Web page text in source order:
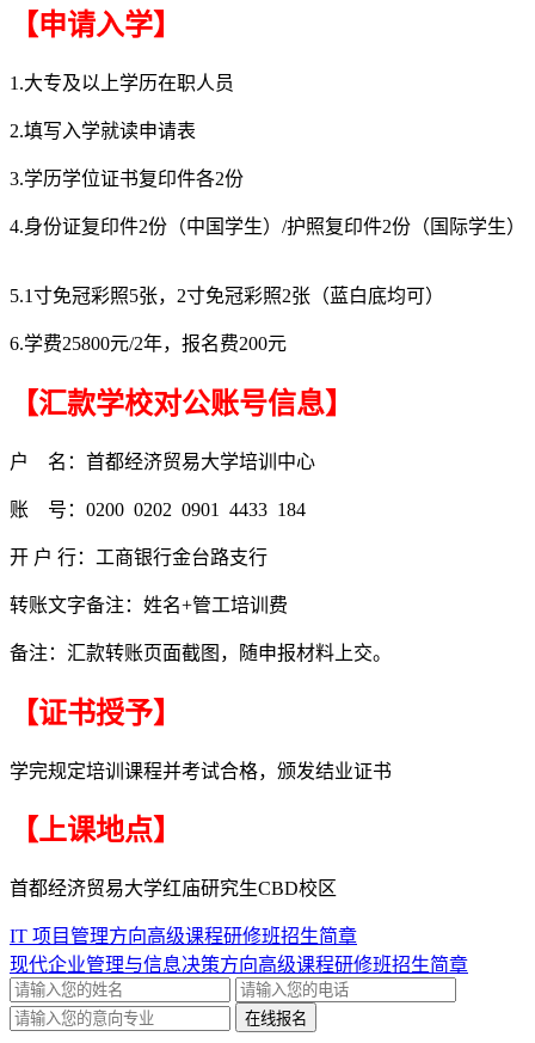
【申请入学】
1.大专及以上学历在职人员
2.填写入学就读申请表
3.学历学位证书复印件各2份
4.身份证复印件2份（中国学生）/护照复印件2份（国际学生）
5.1寸免冠彩照5张，2寸免冠彩照2张（蓝白底均可）
6.学费25800元/2年，报名费200元
【汇款学校对公账号信息】
户 名：首都经济贸易大学培训中心
账 号：0200 0202 0901 4433 184
开 户 行：工商银行金台路支行
转账文字备注：姓名+管工培训费
备注：汇款转账页面截图，随申报材料上交。
【证书授予】
学完规定培训课程并考试合格，颁发结业证书
【上课地点】
首都经济贸易大学红庙研究生CBD校区
IT 项目管理方向高级课程研修班招生简章
现代企业管理与信息决策方向高级课程研修班招生简章